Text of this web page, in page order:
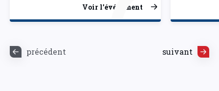
Voir l’événement
précédent suivant